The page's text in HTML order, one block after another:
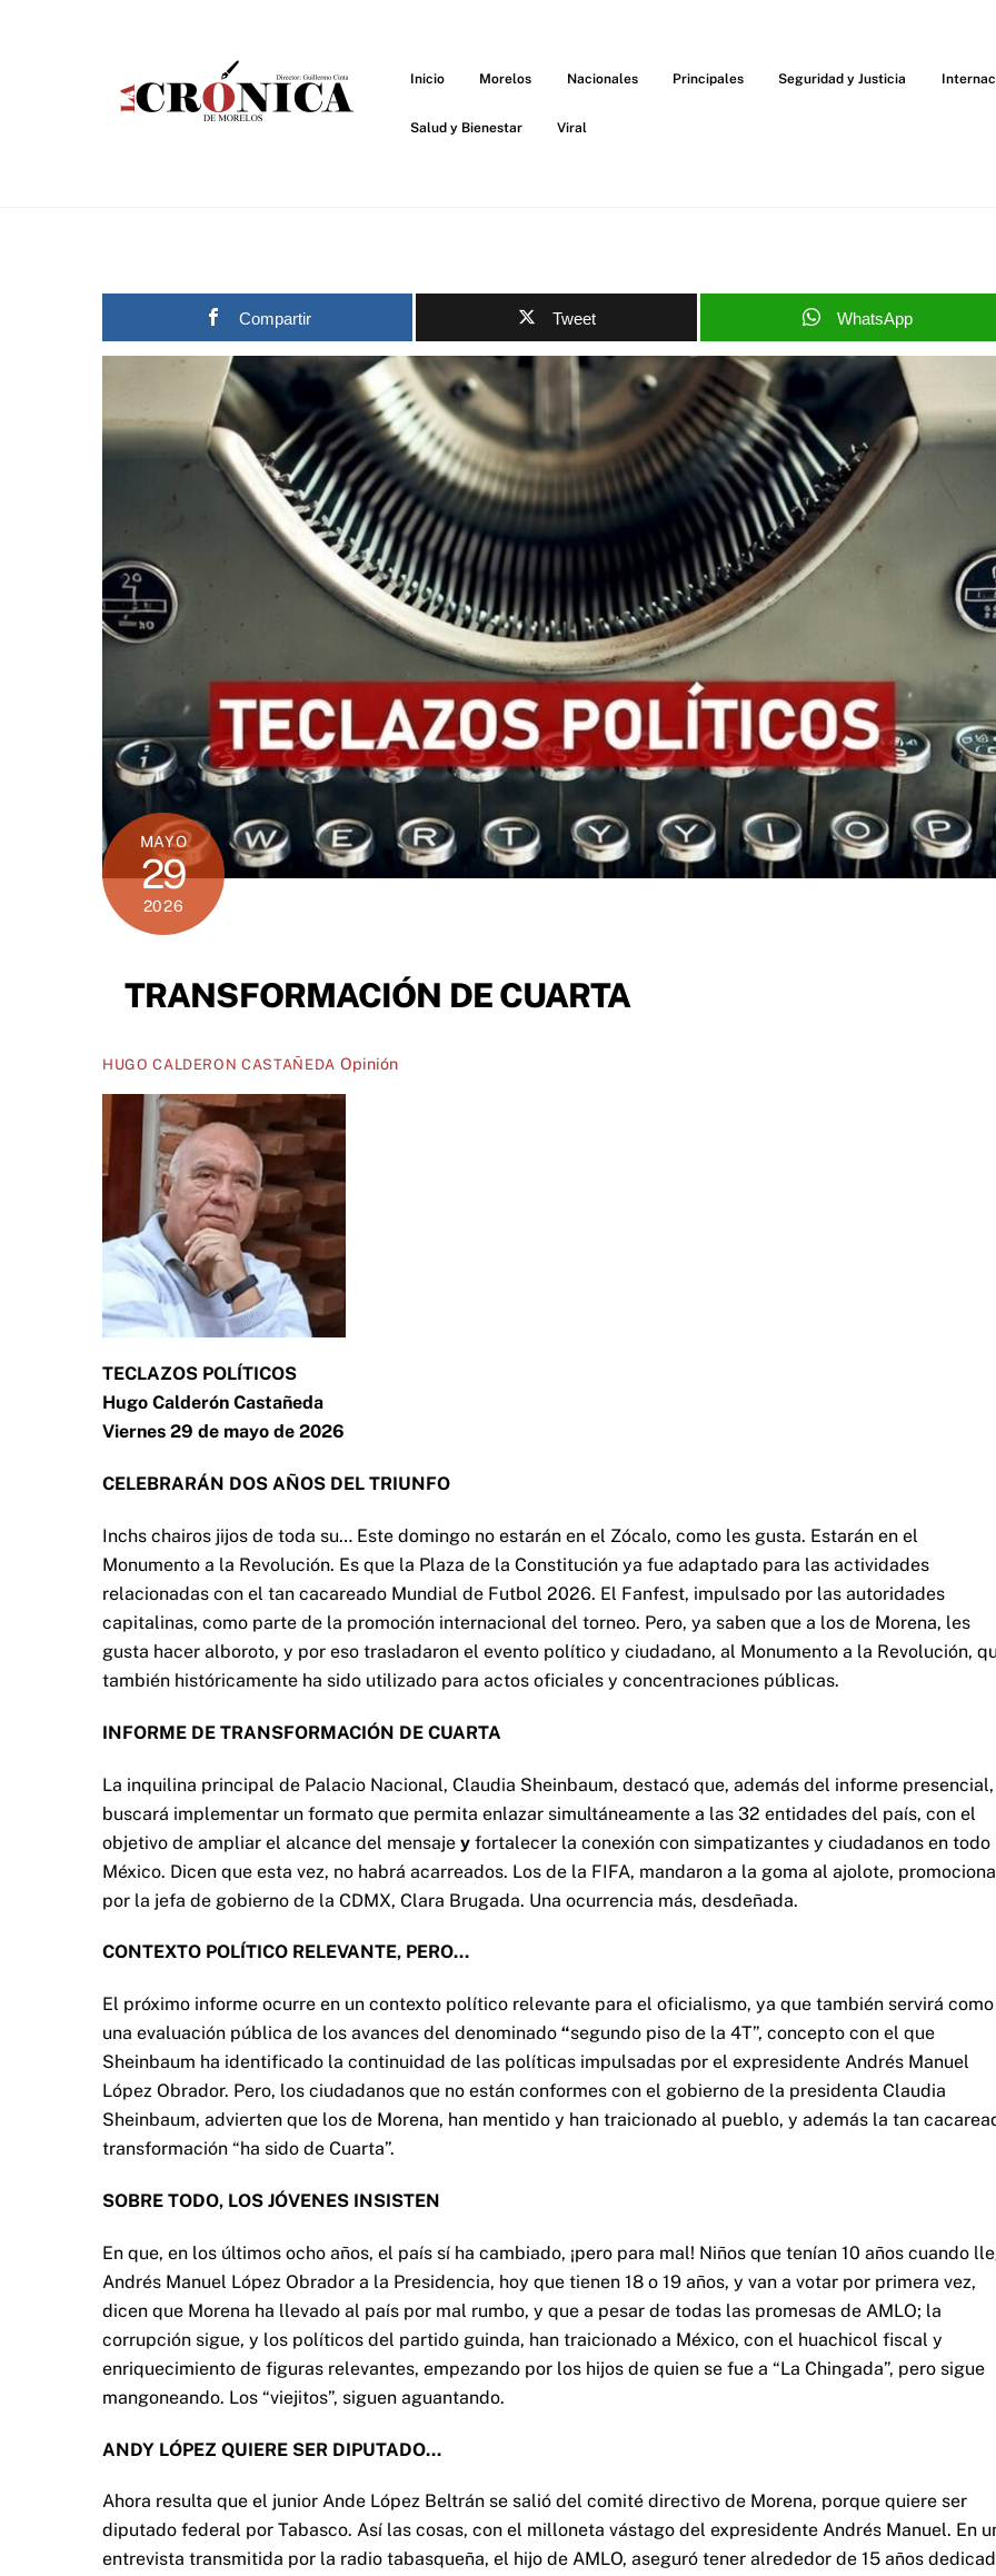
Inicio Morelos Nacionales Principales Seguridad y Justicia
Salud y Bienestar Viral
Compartir Tweet WhatsApp
MAYO
29
2026
TRANSFORMACIÓN DE CUARTA
HUGO CALDERON CASTAÑEDA Opinión
TECLAZOS POLÍTICOS
Hugo Calderón Castañeda
Viernes 29 de mayo de 2026
CELEBRARÁN DOS AÑOS DEL TRIUNFO
Inchs chairos jijos de toda su… Este domingo no estarán en el Zócalo, como les gusta. Estarán en el
Monumento a la Revolución. Es que la Plaza de la Constitución ya fue adaptado para las actividades
relacionadas con el tan cacareado Mundial de Futbol 2026. El Fanfest, impulsado por las autoridades
capitalinas, como parte de la promoción internacional del torneo. Pero, ya saben que a los de Morena, les
gusta hacer alboroto, y por eso trasladaron el evento político y ciudadano, al Monumento a la Revolución,
también históricamente ha sido utilizado para actos oficiales y concentraciones públicas.
INFORME DE TRANSFORMACIÓN DE CUARTA
La inquilina principal de Palacio Nacional, Claudia Sheinbaum, destacó que, además del informe
buscará implementar un formato que permita enlazar simultáneamente a las 32 entidades del país, con el
objetivo de ampliar el alcance del mensaje y fortalecer la conexión con simpatizantes y ciudadanos en todo
México. Dicen que esta vez, no habrá acarreados. Los de la FIFA, mandaron a la goma al ajolote,
por la jefa de gobierno de la CDMX, Clara Brugada. Una ocurrencia más, desdeñada.
CONTEXTO POLÍTICO RELEVANTE, PERO…
El próximo informe ocurre en un contexto político relevante para el oficialismo, ya que también servirá como
una evaluación pública de los avances del denominado “segundo piso de la 4T”, concepto con el que
Sheinbaum ha identificado la continuidad de las políticas impulsadas por el expresidente Andrés Manuel
López Obrador. Pero, los ciudadanos que no están conformes con el gobierno de la presidenta Claudia
Sheinbaum, advierten que los de Morena, han mentido y han traicionado al pueblo, y además la tan
transformación “ha sido de Cuarta”.
SOBRE TODO, LOS JÓVENES INSISTEN
En que, en los últimos ocho años, el país sí ha cambiado, ¡pero para mal! Niños que tenían 10 años cuando
Andrés Manuel López Obrador a la Presidencia, hoy que tienen 18 o 19 años, y van a votar por primera vez,
dicen que Morena ha llevado al país por mal rumbo, y que a pesar de todas las promesas de AMLO; la
corrupción sigue, y los políticos del partido guinda, han traicionado a México, con el huachicol fiscal y
enriquecimiento de figuras relevantes, empezando por los hijos de quien se fue a “La Chingada”, pero sigue
mangoneando. Los “viejitos”, siguen aguantando.
ANDY LÓPEZ QUIERE SER DIPUTADO…
Ahora resulta que el junior Ande López Beltrán se salió del comité directivo de Morena, porque quiere ser
diputado federal por Tabasco. Así las cosas, con el milloneta vástago del expresidente Andrés Manuel. En
entrevista transmitida por la radio tabasqueña, el hijo de AMLO, aseguró tener alrededor de 15 años